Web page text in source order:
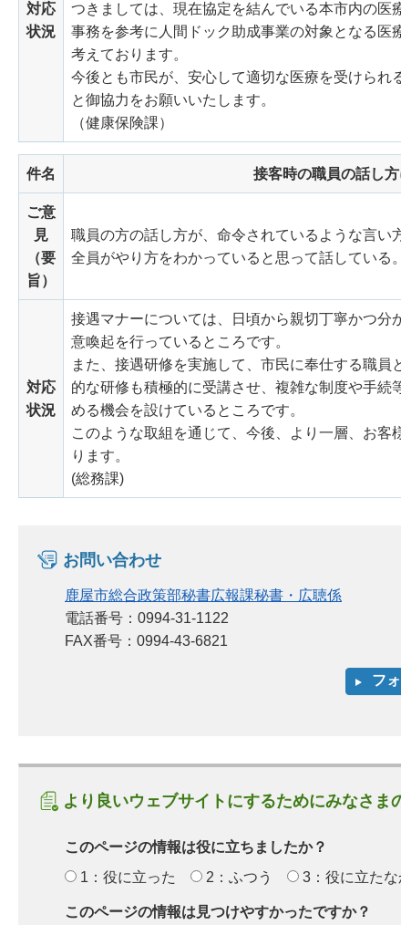
対応
状況
つきましては、現在協定を結んでいる本市内の
事務を参考に人間ドック助成事業の対象となる医
考えております。
今後とも市民が、安心して適切な医療を受けら
と御協力をお願いいたします。
（健康保険課）
件名 接客時の職員の話し
ご意
見
（要
旨）
職員の方の話し方が、命令されているような言い
全員がやり方をわかっていると思って話している。
対応
状況
接遇マナーについては、日頃から親切丁寧かつ
意喚起を行っているところです。
また、接遇研修を実施して、市民に奉仕する職
的な研修も積極的に受講させ、複雑な制度や手
める機会を設けているところです。
このような取組を通じて、今後、より一層、お
ります。
(総務課)
お問い合わせ
鹿屋市総合政策部秘書広報課秘書・広聴係
電話番号：0994-31-1122
FAX番号：0994-43-6821
より良いウェブサイトにするためにみなさま
このページの情報は役に立ちましたか？
1：役に立った
2：ふつう 3：役に立たな
このページの情報は見つけやすかったですか？